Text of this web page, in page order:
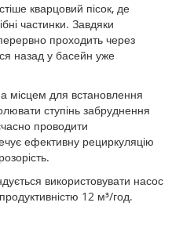
кварцовий пісок, де
частинки. Завдяки
проходить через
назад у басейн уже
місцем для встановлення
ступінь забруднення
проводити
ефективну рециркуляцію
використовувати насос
12 м³/год.